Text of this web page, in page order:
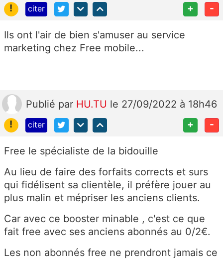
!
citer + -
Ils ont l'air de bien s'amuser au service
marketing chez Free mobile...
Publié par HU.TU le 27/09/2022 à 18h46
!
citer + -
Free le spécialiste de la bidouille
Au lieu de faire des forfaits corrects et surs
qui fidélisent sa clientèle, il préfère jouer au
plus malin et mépriser les anciens clients.
Car avec ce booster minable , c'est ce que
fait free avec ses anciens abonnés au 0/2€.
Les non abonnés free ne prendront jamais ce